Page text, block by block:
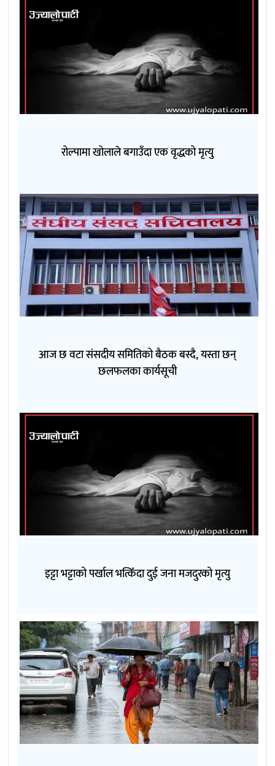
रोल्पामा खोलाले बगाउँदा एक वृद्धको मृत्यु
आज छ वटा संसदीय समितिको बैठक बस्दै, यस्ता छन्
छलफलका कार्यसूची
इट्टा भट्टाको पर्खाल भत्किँदा दुई जना मजदुरको मृत्यु